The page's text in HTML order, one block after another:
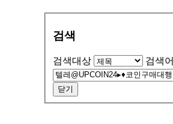
검색
검색대상 검색어
닫기